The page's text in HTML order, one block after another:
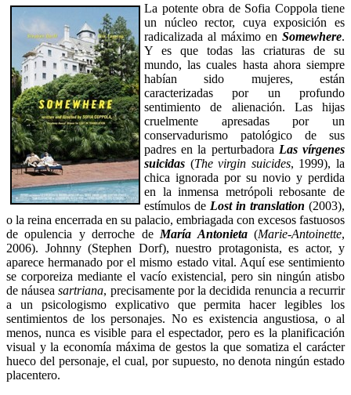
La potente obra de Sofia Coppola tiene
un núcleo rector, cuya exposición es
radicalizada al máximo en Somewhere.
Y es que todas las criaturas de su
mundo, las cuales hasta ahora siempre
habían sido mujeres, están
caracterizadas por un profundo
sentimiento de alienación. Las hijas
cruelmente apresadas por un
conservadurismo patológico de sus
padres en la perturbadora Las vírgenes
suicidas (The virgin suicides, 1999), la
chica ignorada por su novio y perdida
en la inmensa metrópoli rebosante de
estímulos de Lost in translation (2003),
o la reina encerrada en su palacio, embriagada con excesos fastuosos
de opulencia y derroche de María Antonieta(Marie-Antoinette,
2006). Johnny (Stephen Dorf), nuestro protagonista, es actor, y
aparece hermanado por el mismo estado vital. Aquí ese sentimiento
se corporeiza mediante el vacío existencial, pero sin ningún atisbo
de náuseasartriana, precisamente por la decidida renuncia a recurrir
a un psicologismo explicativo que permita hacer legibles los
sentimientos de los personajes. No es existencia angustiosa, o al
menos, nunca es visible para el espectador, pero es la planificación
visual y la economía máxima de gestos la que somatiza el carácter
hueco del personaje, el cual, por supuesto, no denota ningún estado
placentero.